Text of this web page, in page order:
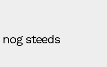
steeds